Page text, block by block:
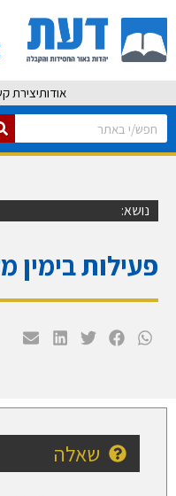
אודותיצירת
נושא:
פעילות בימין
שאלה